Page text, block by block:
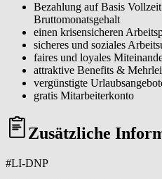
Bezahlung auf Basis
Bruttomonatsgehalt
einen krisensicheren
sicheres und soziales
faires und loyales
attraktive Benefits &
vergünstigte
gratis Mitarbeiterkonto
Zusätzliche
#LI-DNP